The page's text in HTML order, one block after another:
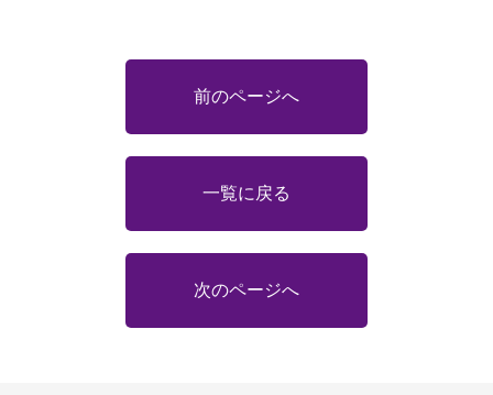
前のページへ
一覧に戻る
次のページへ